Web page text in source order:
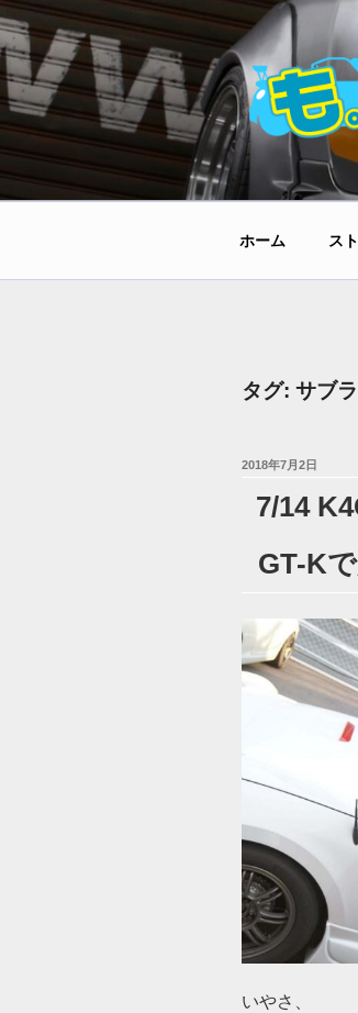
コ
ン
テ
ン
ツ
キ
ホーム ス
タグ: サブ
投
2018年7月2日
7/14
GT-K
いやさ、